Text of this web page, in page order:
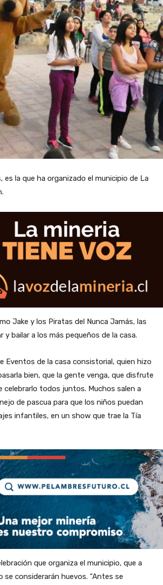
la que ha organizado el municipio de La
Jake y los Piratas del Nunca Jamás, las
bailar a los más pequeños de la casa.
Eventos de la casa consistorial, quien hizo
bien, que la gente venga, que disfrute
celebrarlo todos juntos. Muchos salen a
de pascua para que los niños puedan
infantiles, en un show que trae la Tía
que organiza el municipio, que a
considerarán huevos. “Antes se